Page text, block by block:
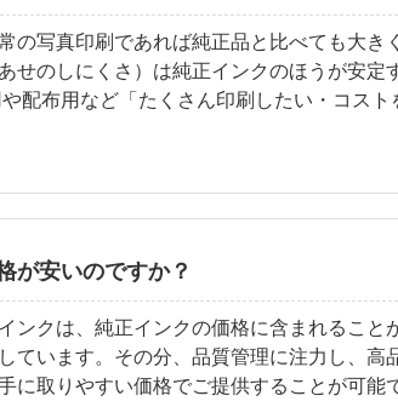
の写真印刷であれば純正品と比べても大
せのしにくさ）は純正インクのほうが安
配布用など「たくさん印刷したい・コス
が安いのですか？
ンクは、純正インクの価格に含まれるこ
ています。その分、品質管理に注力し、
に取りやすい価格でご提供することが可能